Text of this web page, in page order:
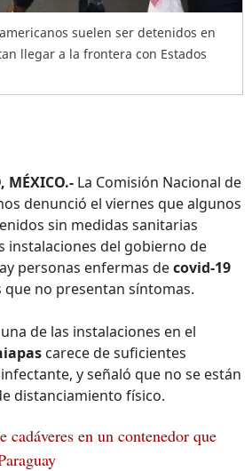
suelen ser detenidos en
llegar a la frontera con Estados
MÉXICO.- La Comisión Nacional de
denunció el viernes que algunos
sin medidas sanitarias
instalaciones del gobierno de
personas enfermas decovid-19
que no presentan síntomas.
de las instalaciones en el
carece de suficientes
y señaló que no se están
distanciamiento físico.
cadáveres en un contenedor que